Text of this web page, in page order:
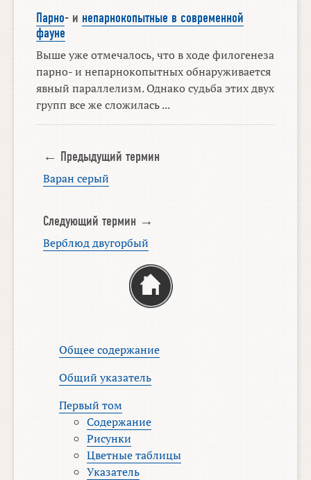
Парно- и непарнокопытные в современной
фауне
Выше уже отмечалось, что в ходе филогенеза
парно- и непарнокопытных обнаруживается
явный параллелизм. Однако судьба этих двух
групп все же сложилась ...
← Предыдущий термин
Варан серый
Следующий термин →
Верблюд двугорбый
Общее содержание
Общий указатель
Первый том
Содержание
Рисунки
Цветные таблицы
Указатель